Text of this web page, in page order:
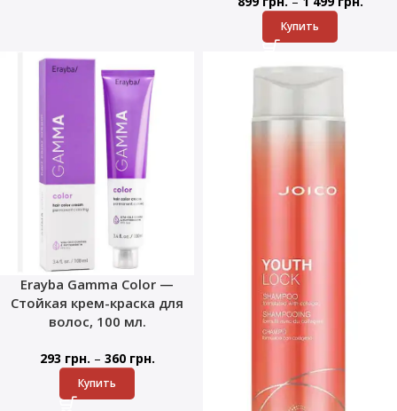
Купить
Erayba Gamma Color —
Стойкая крем-краска для
волос, 100 мл.
293 грн. – 360 грн.
Купить